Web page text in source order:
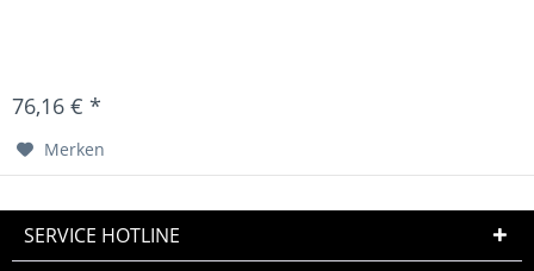
76,16 € *
Merken
SERVICE HOTLINE